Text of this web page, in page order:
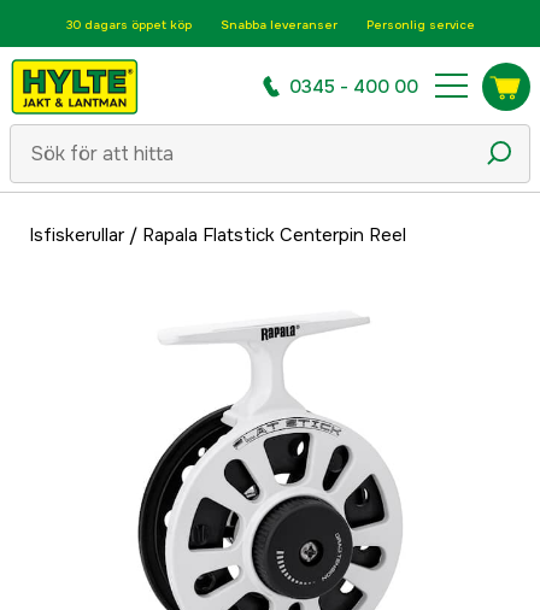
30 dagars öppet köp Snabba leveranser Personlig service
0345 - 400 00
Isfiskerullar/ Rapala Flatstick Centerpin Reel